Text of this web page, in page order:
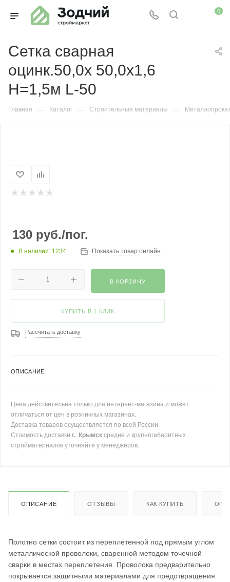
0
Сетка сварная
оцинк.50,0х 50,0х1,6
Н=1,5м L-50
Главная — Каталог — Строительные материалы —
130 руб./пог.
В наличии: 1234 Показать товар онлайн
В КОРЗИНУ
КУПИТЬ В 1 КЛИК
Рассчитать доставку
ОПИСАНИЕ
Цена действительна только для интернет-магазина и может
отличаться от цен в розничных магазинах.
Доставка товаров осуществляется по всей России.
Стоимость доставки г. Крымск средне и крупногабаритных
стройматериалов уточняйте у менеджеров.
ОПИСАНИЕ ОТЗЫВЫ КАК КУПИТЬ
Полотно сетки состоит из переплетенной под прямым углом
металлической проволоки, сваренной методом точечной
сварки в местах переплетения. Проволока предварительно
покрывается защитными материалами для предотвращения